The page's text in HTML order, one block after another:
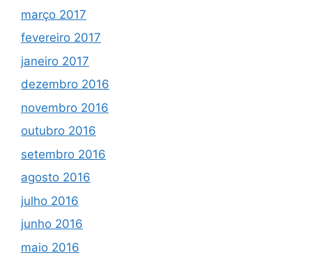
março 2017
fevereiro 2017
janeiro 2017
dezembro 2016
novembro 2016
outubro 2016
setembro 2016
agosto 2016
julho 2016
junho 2016
maio 2016